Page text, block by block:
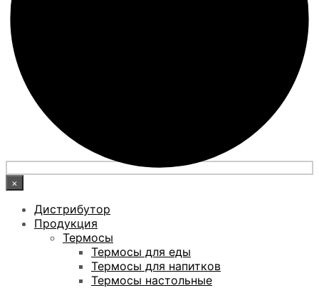
×
Дистрибутор
Продукция
Термосы
Термосы для еды
Термосы для напитков
Термосы настольные